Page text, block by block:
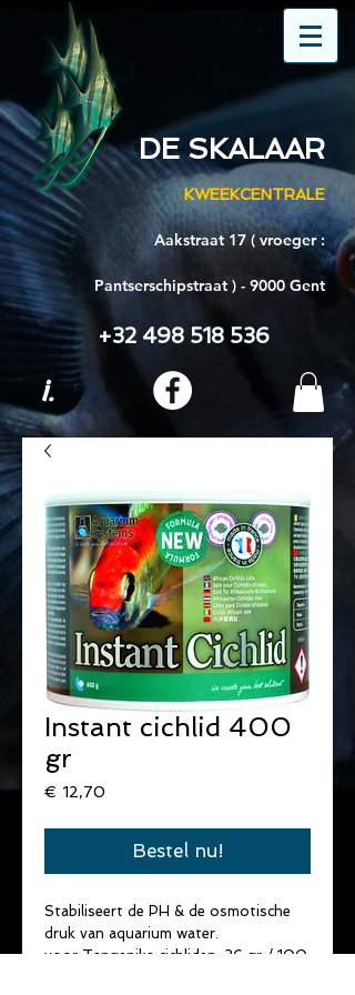
DE SKALAAR
KWEEKCENTRALE
Aakstraat 17 ( vroeger :
Pantserschipstraat ) - 9000 Gent
+32 498 518 536
i.
Instant cichlid 400
gr
€ 12,70
Bestel nu!
Stabiliseert de PH & de osmotische
druk van aquarium water.
voor Tanganika cichliden :36 gr / 100